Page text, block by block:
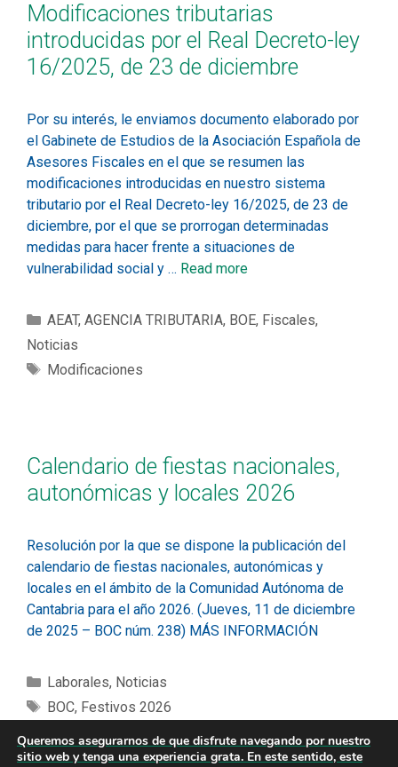
Modificaciones tributarias
introducidas por el Real Decreto-ley
16/2025, de 23 de diciembre
Por su interés, le enviamos documento elaborado por
el Gabinete de Estudios de la Asociación Española de
Asesores Fiscales en el que se resumen las
modificaciones introducidas en nuestro sistema
tributario por el Real Decreto-ley 16/2025, de 23 de
diciembre, por el que se prorrogan determinadas
medidas para hacer frente a situaciones de
vulnerabilidad social y … Read more
AEAT, AGENCIA TRIBUTARIA, BOE, Fiscales,
Noticias
Modificaciones
Calendario de fiestas nacionales,
autonómicas y locales 2026
Resolución por la que se dispone la publicación del
calendario de fiestas nacionales, autonómicas y
locales en el ámbito de la Comunidad Autónoma de
Cantabria para el año 2026. (Jueves, 11 de diciembre
de 2025 – BOC núm. 238) MÁS INFORMACIÓN
Laborales, Noticias
BOC, Festivos 2026
Queremos asegurarnos de que disfrute navegando por nuestro
sitio web y tenga una experiencia grata. En este sentido, este